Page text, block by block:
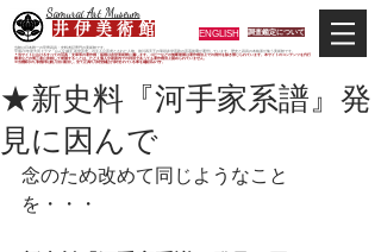
Samurai Art Museum
井 伊 美 術 館 ENGLISH 調査鑑定について
当館は日本唯一の甲冑武具・史料考証専門の美術館です。
平成29年度大河ドラマ「おんな城主 井伊直虎」の主人公直虎とされた人物、徳川四天王の筆頭井伊直政の直系後裔が運営しています。歴史と武具の本格派が集う美術館です。
＊当サイトにおけるすべての写真・文章等の著作権・版権は井伊美術館に属します。コピーなどの無断複製は著作権法上での例外を除き禁じられています。本サイトのコンテンツを代行
業者などの第三者に依頼して複製することは、たとえ個人や家庭内での利用であっても著作権法上認められていません。
※当館展示の刀剣類等は銃刀法に遵法し、​全て正真の刀剣登録証が添付されている事を確認済みです。
★新史料『河手家系譜』発
見に因んで
念のため改めて同じようなこと
を・・・